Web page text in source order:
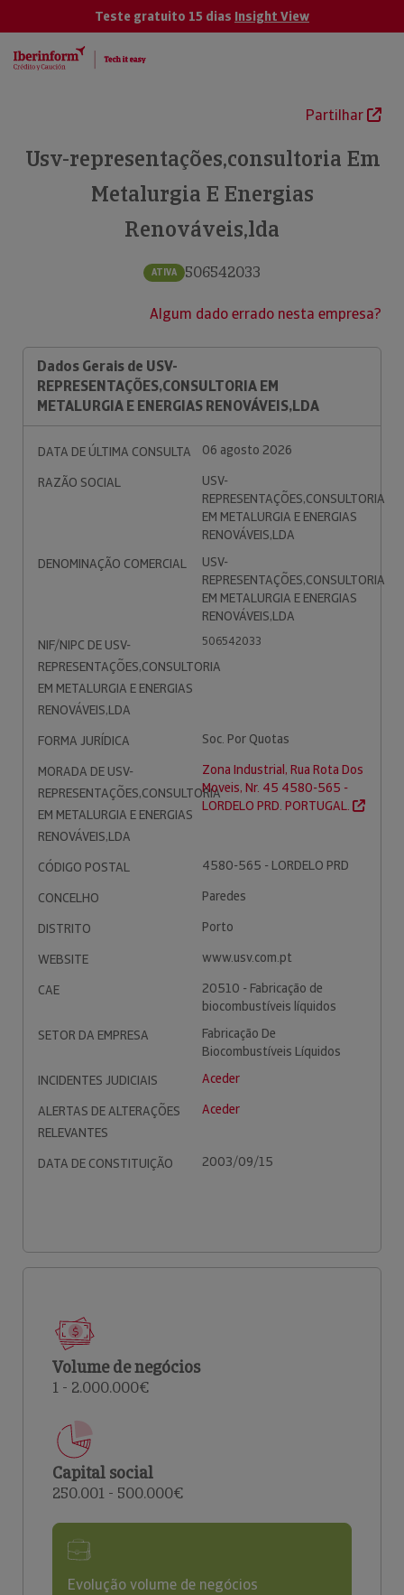
Teste gratuito 15 dias Insight View
Partilhar
Usv-representações,consultoria Em
Metalurgia E Energias
Renováveis,lda
ATIVA 506542033
Algum dado errado nesta empresa?
Dados Gerais de USV-
REPRESENTAÇÕES,CONSULTORIA EM
METALURGIA E ENERGIAS RENOVÁVEIS,LDA
DATA DE ÚLTIMA CONSULTA
06 agosto 2026
RAZÃO SOCIAL
USV-
REPRESENTAÇÕES,CONSULTORIA
EM METALURGIA E ENERGIAS
RENOVÁVEIS,LDA
DENOMINAÇÃO COMERCIAL
USV-
REPRESENTAÇÕES,CONSULTORIA
EM METALURGIA E ENERGIAS
RENOVÁVEIS,LDA
NIF/NIPC DE USV-
REPRESENTAÇÕES,CONSULTORIA
EM METALURGIA E ENERGIAS
RENOVÁVEIS,LDA
506542033
FORMA JURÍDICA
Soc. Por Quotas
MORADA DE USV-
REPRESENTAÇÕES,CONSULTORIA
EM METALURGIA E ENERGIAS
RENOVÁVEIS,LDA
Zona Industrial, Rua Rota Dos
Moveis, Nr. 45 4580-565 -
LORDELO PRD. PORTUGAL.
CÓDIGO POSTAL
4580-565 - LORDELO PRD
CONCELHO
Paredes
DISTRITO
Porto
WEBSITE
www.usv.com.pt
CAE
20510 - Fabricação de
biocombustíveis líquidos
SETOR DA EMPRESA
Fabricação De
Biocombustíveis Líquidos
INCIDENTES JUDICIAIS
Aceder
ALERTAS DE ALTERAÇÕES
RELEVANTES
Aceder
DATA DE CONSTITUIÇÃO 2003/09/15
Volume de negócios
1 - 2.000.000€
Capital social
250.001 - 500.000€
Evolução volume de negócios